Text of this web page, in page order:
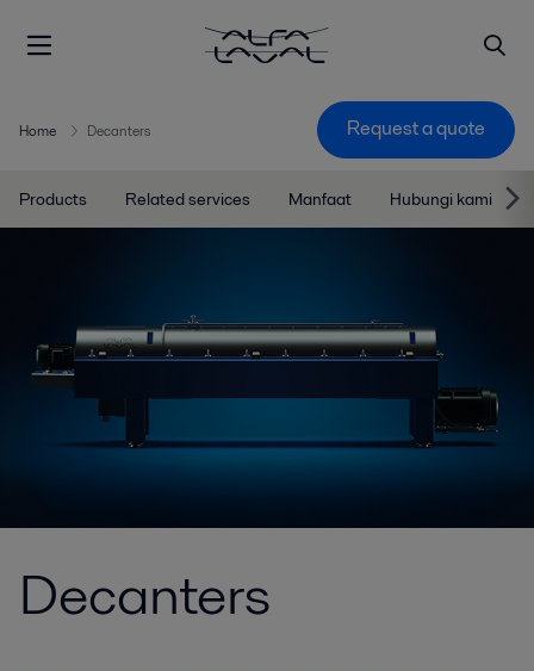
Home Decanters Request a quote
Products Related services Manfaat Hubungi kami
Decanters